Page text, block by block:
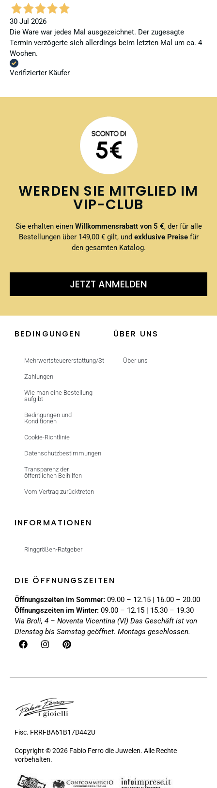
30 Jul 2026
Die Ware war jedes Mal ausgezeichnet. Der zugesagte
Termin verzögerte sich allerdings beim letzten Mal um ca. 4
Wochen.
Verifizierter Käufer
WERDEN SIE MITGLIED IM
VIP-CLUB
Sie erhalten einenWillkommensrabatt von 5 €, der für alle
Bestellungen über 149,00 € gilt, und exklusive Preisefür
den gesamten Katalog.
JETZT ANMELDEN
BEDINGUNGEN
Mehrwertsteuererstattung/Steuerfrei
Zahlungen
Wie man eine Bestellung
aufgibt
Bedingungen und
Konditionen
Cookie-Richtlinie
Datenschutzbestimmungen
Transparenz der
öffentlichen Beihilfen
Vom Vertrag zurücktreten
ÜBER UNS
Über uns
INFORMATIONEN
Ringgrößen-Ratgeber
DIE ÖFFNUNGSZEITEN
Öffnungszeiten im Sommer: 09.00 – 12.15 | 16.00 – 20.00
Öffnungszeiten im Winter: 09.00 – 12.15 | 15.30 – 19.30
Via Broli, 4 – Noventa Vicentina (VI) Das Geschäft ist von
Dienstag bis Samstag geöffnet. Montags geschlossen.
Fisc. FRRFBA61B17D442U
Copyright © 2026 Fabio Ferro die Juwelen. Alle Rechte
vorbehalten.